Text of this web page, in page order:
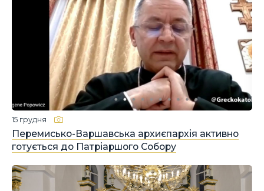
Перемисько-Варшавська архиєпархія активно
готується до Патріаршого Собору
15 грудня